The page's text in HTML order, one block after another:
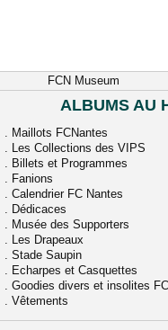
FCN Museum
ALBUMS AU
. Maillots FCNantes
. Les Collections des VIPS
. Billets et Programmes
. Fanions
. Calendrier FC Nantes
. Dédicaces
. Musée des Supporters
. Les Drapeaux
. Stade Saupin
. Echarpes et Casquettes
. Goodies divers et insolites
. Vêtements